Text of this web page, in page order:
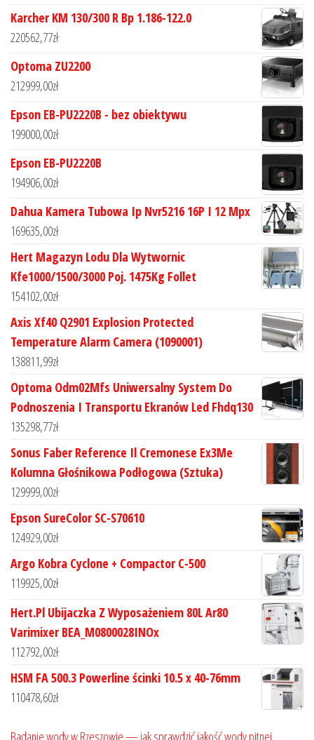
Karcher KM 130/300 R Bp 1.186-122.0
220562,77zł
Optoma ZU2200
212999,00zł
Epson EB-PU2220B - bez obiektywu
199000,00zł
Epson EB-PU2220B
194906,00zł
Dahua Kamera Tubowa Ip Nvr5216 16P I 12 Mpx
169635,00zł
Hert Magazyn Lodu Dla Wytwornic
Kfe1000/1500/3000 Poj. 1475Kg Follet
154102,00zł
Axis Xf40 Q2901 Explosion Protected
Temperature Alarm Camera (1090001)
138811,99zł
Optoma Odm02Mfs Uniwersalny System Do
Podnoszenia I Transportu Ekranów Led Fhdq130
135298,77zł
Sonus Faber Reference Il Cremonese Ex3Me
Kolumna Głośnikowa Podłogowa (Sztuka)
129999,00zł
Epson SureColor SC-S70610
124929,00zł
Argo Kobra Cyclone + Compactor C-500
119925,00zł
Hert.Pl Ubijaczka Z Wyposażeniem 80L Ar80
Varimixer BEA_M0800028INOx
112792,00zł
HSM FA 500.3 Powerline ścinki 10.5 x 40-76mm
110478,60zł